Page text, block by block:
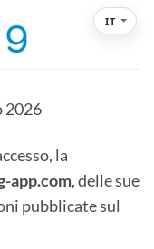
2026
la
app.com, delle sue
pubblicate sul
IT